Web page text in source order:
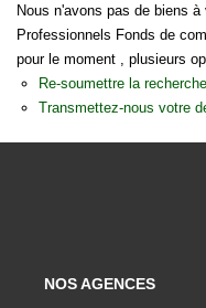
Nous n'avons pas de biens
Professionnels Fonds de
pour le moment , plusieurs
Re-soumettre la
Transmettez-nous votre
NOS AGENCES